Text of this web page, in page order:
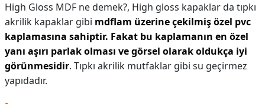
High Gloss MDF ne demek?, High gloss kapaklar da tıpkı
akrilik kapaklar gibi mdflam üzerine çekilmiş özel pvc
kaplamasına sahiptir. Fakat bu kaplamanın en özel
yanı aşırı parlak olması ve görsel olarak oldukça iyi
görünmesidir. Tıpkı akrilik mutfaklar gibi su geçirmez
yapıdadır.